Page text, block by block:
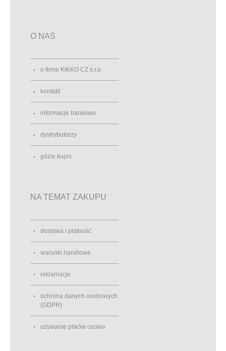
O NAS
o firme KIKKO CZ s.r.o.
kontakt
informacje bankowe
dystrybutorzy
gdzie kupis
NA TEMAT ZAKUPU
dostawa i płatność
warunki handlowe
reklamacje
ochrona danych osobowych
(GDPR)
używanie plików cookie